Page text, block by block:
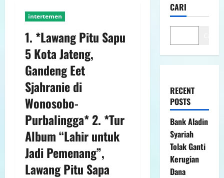
intertemen
1. *Lawang Pitu Sapu
5 Kota Jateng,
Gandeng Eet
Sjahranie di
Wonosobo-
Purbalingga* 2. *Tur
Album “Lahir untuk
Jadi Pemenang”,
Lawang Pitu Sapa
CARI
RECENT
POSTS
Bank Aladin
Syariah
Tolak Ganti
Kerugian
Dana